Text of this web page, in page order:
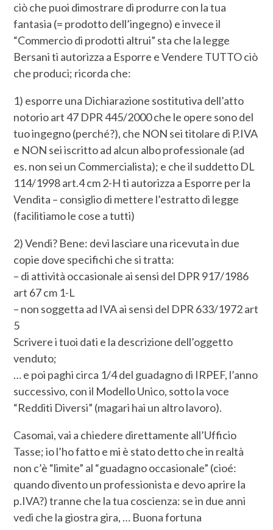
ciò che puoi dimostrare di produrre con la tua
fantasia (= prodotto dell’ingegno) e invece il
“Commercio di prodotti altrui” sta che la legge
Bersani ti autorizza a Esporre e Vendere TUTTO ciò
che produci; ricorda che:
1) esporre una Dichiarazione sostitutiva dell’atto
notorio art 47 DPR 445/2000 che le opere sono del
tuo ingegno (perché?), che NON sei titolare di P.IVA
e NON sei iscritto ad alcun albo professionale (ad
es. non sei un Commercialista); e che il suddetto DL
114/1998 art.4 cm 2-H ti autorizza a Esporre per la
Vendita – consiglio di mettere l’estratto di legge
(facilitiamo le cose a tutti)
2) Vendi? Bene: devi lasciare una ricevuta in due
copie dove specifichi che si tratta:
– di attività occasionale ai sensi del DPR 917/1986
art 67 cm 1-L
– non soggetta ad IVA ai sensi del DPR 633/1972 art
5
Scrivere i tuoi dati e la descrizione dell’oggetto
venduto;
… e poi paghi circa 1/4 del guadagno di IRPEF, l’anno
successivo, con il Modello Unico, sotto la voce
“Redditi Diversi” (magari hai un altro lavoro).
Casomai, vai a chiedere direttamente all’Ufficio
Tasse; io l’ho fatto e mi è stato detto che in realtà
non c’è “limite” al “guadagno occasionale” (cioé:
quando divento un professionista e devo aprire la
p.IVA?) tranne che la tua coscienza: se in due anni
vedi che la giostra gira, … Buona fortuna